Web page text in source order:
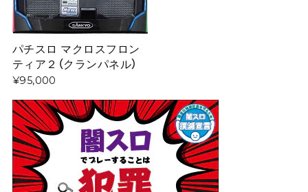
パチスロ マクロスフロン
ティア２（クランパネル）
¥95,000